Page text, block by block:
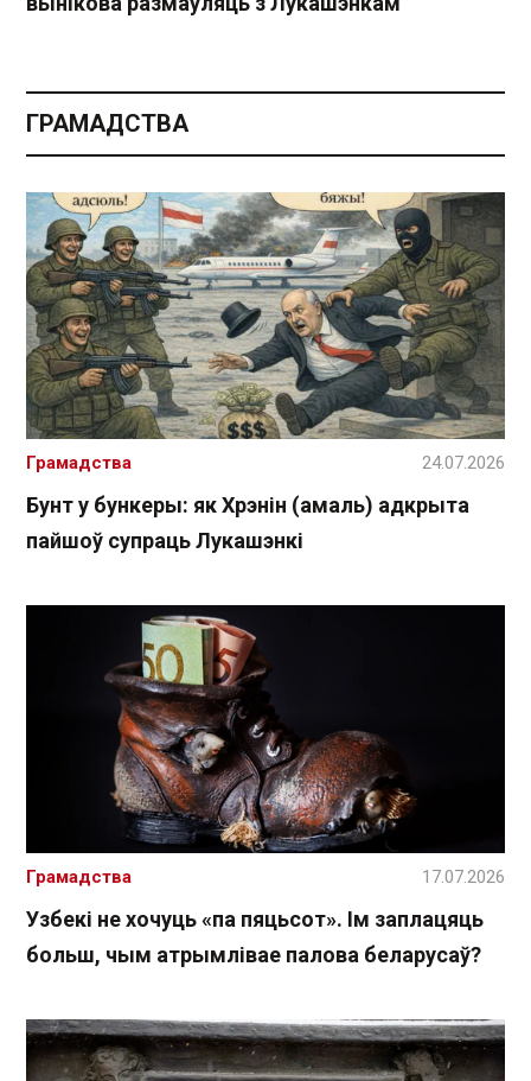
ГРАМАДСТВА
Бунт у бункеры: як Хрэнін (амаль) адкрыта
пайшоў супраць Лукашэнкі
Грамадства 24.07.2026
Узбекі не хочуць «па пяцьсот». Ім заплацяць
больш, чым атрымлівае палова беларусаў?
Грамадства 17.07.2026